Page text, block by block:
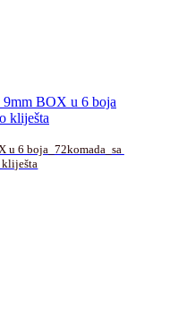
u 6 boja_72komada_sa
kliješta